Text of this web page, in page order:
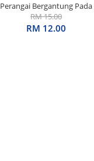
Perangai Bergantung Pada
Diri Sendiri Edisi Khas
RM 15.00
RM 12.00